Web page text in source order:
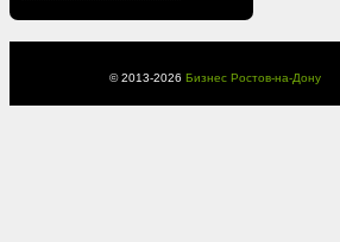
© 2013-2026 Бизнес Ростов-на-Дону